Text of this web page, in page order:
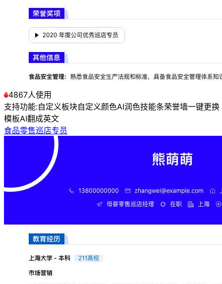
4867人使用
支持功能:自定义板块自定义颜色AI润色技能条荣誉墙一键更换
模板AI翻成英文
食品零售巡店专员